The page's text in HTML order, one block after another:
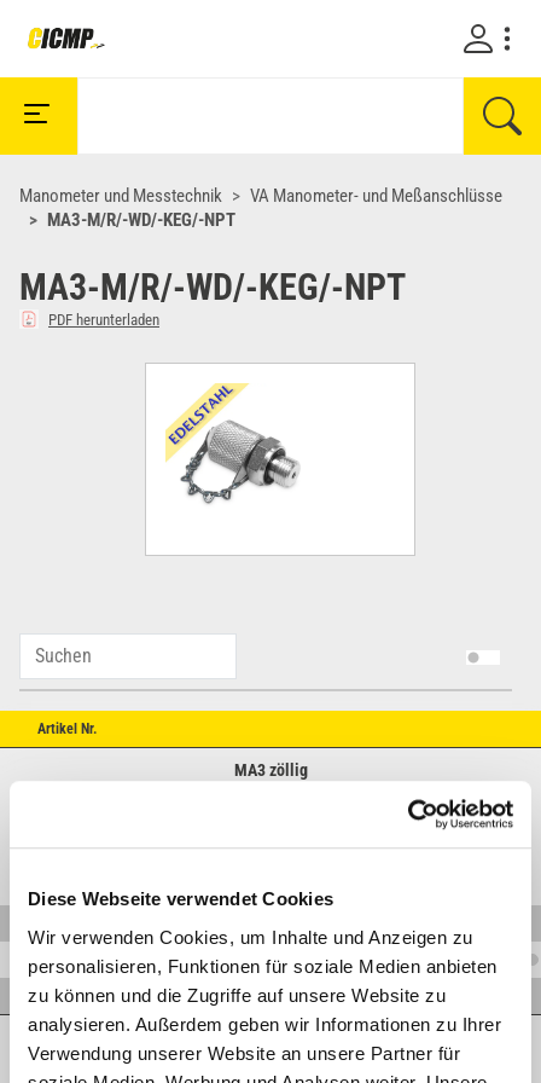
Diese Webseite verwendet Cookies
Wir verwenden Cookies, um Inhalte und Anzeigen zu
personalisieren, Funktionen für soziale Medien anbieten
zu können und die Zugriffe auf unsere Website zu
analysieren. Außerdem geben wir Informationen zu Ihrer
Verwendung unserer Website an unsere Partner für
Manometer und Messtechnik
VA Manometer- und Meßanschlüsse
MA3-M/R/-WD/-KEG/-NPT
MA3-M/R/-WD/-KEG/-NPT
PDF herunterladen
Artikel Nr.
MA3 zöllig
V.MA3R1/4VA
V.MA3R3/8VA
MA3-WD zöllig